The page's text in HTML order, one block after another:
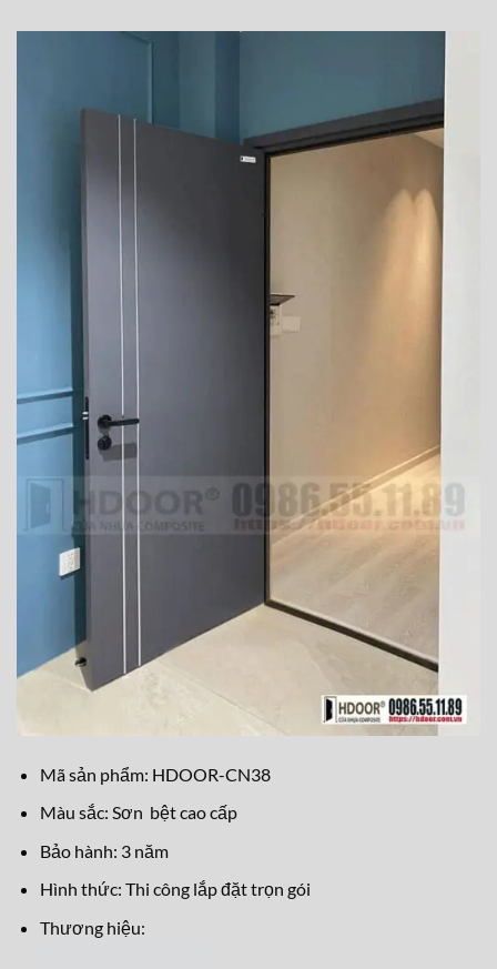
Mã sản phẩm: HDOOR-CN38
Màu sắc: Sơn bệt cao cấp
Bảo hành: 3 năm
Hình thức: Thi công lắp đặt trọn gói
Thương hiệu: